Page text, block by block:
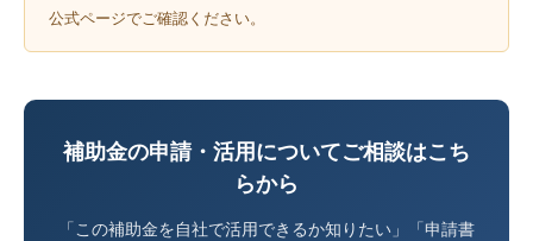
公式ページでご確認ください。
補助金の申請・活用についてご相談はこち
らから
「この補助金を自社で活用できるか知りたい」「申請書